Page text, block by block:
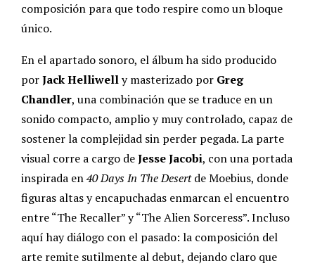
composición para que todo respire como un bloque
único.
En el apartado sonoro, el álbum ha sido producido
porJack Helliwelly masterizado por Greg
Chandler, una combinación que se traduce en un
sonido compacto, amplio y muy controlado, capaz de
sostener la complejidad sin perder pegada. La parte
visual corre a cargo deJesse Jacobi, con una portada
inspirada en40 Days In The Desertde Moebius, donde
figuras altas y encapuchadas enmarcan el encuentro
entre “The Recaller” y “The Alien Sorceress”. Incluso
aquí hay diálogo con el pasado: la composición del
arte remite sutilmente al debut, dejando claro que